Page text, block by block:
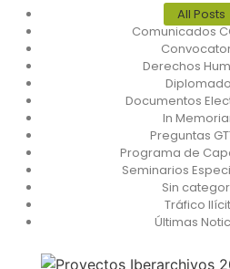
All Posts
Comunicados
Derechos
Documentos
In
Preguntas
Programa de
Seminarios
Sin
Tráfico
Últimas